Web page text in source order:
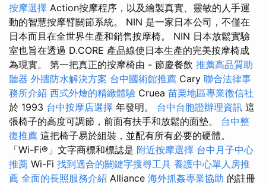
按摩選擇 Action按摩程序，以及繪製真實、靈敏的人手運
動的智慧按摩臂關節系統。 NIN 是一家日本公司，不僅在
日本而且在全世界生產和銷售按摩椅。 NIN 日本放鬆實驗
室也旨在透過 D.CORE 產品線使日本生產的完美按摩椅成
為現實。 第一把真正的按摩椅由 - 節慶餐飲 推薦高品質助
聽器 外牆防水解決方案 台中國術館推薦 Cary 聯合法律事
務所介紹 西式外燴的精緻體驗 Cruea 苗栗地區專業徵信社
於 1993 台中按摩店選擇 年發明。 台中台胞證辦理資訊 這
張椅子的高度可調節，前面有扶手和放鬆的面墊。 台中整
復推薦 這把椅子易於組裝，並配有所有必要的硬體。
「Wi-Fi®」文字商標和標誌是 附近按摩選擇 台中月子中心
推薦 Wi-Fi 找到適合的關鍵字搜尋工具 養護中心單人房推
薦 全面的長照服務介紹 Alliance 海外抓姦專業協助 的註冊